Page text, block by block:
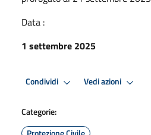
Data :
1 settembre 2025
Condividi Vedi azioni
Categorie: